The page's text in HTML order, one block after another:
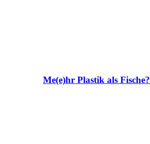
Me(e)hr Plastik als Fische?